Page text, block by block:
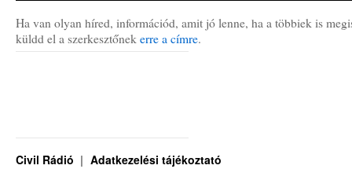
Ha van olyan híred, információd, amit jó lenne, ha a többiek is
küldd el a szerkesztőnek erre a címre.
Civil Rádió Adatkezelési tájékoztató